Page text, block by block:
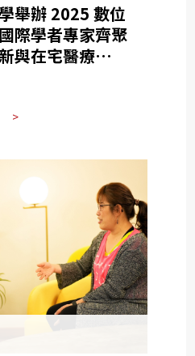
舉辦 2025 數位
際學者專家齊聚
與在宅醫療器材